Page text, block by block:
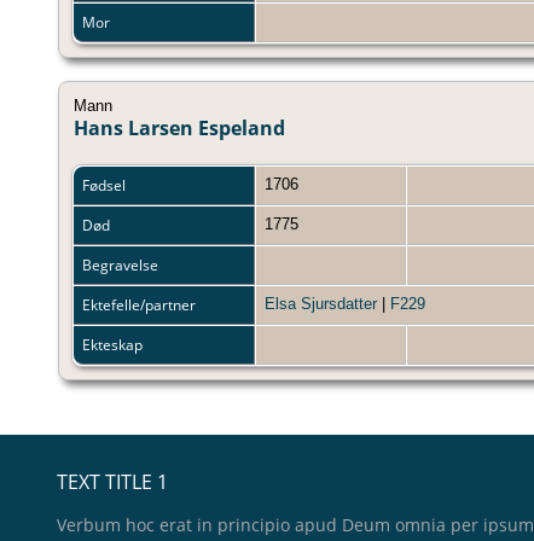
Mor
Mann
Hans Larsen Espeland
Fødsel 1706
Død 1775
Begravelse
Ektefelle/partner
Elsa Sjursdatter F229
Ekteskap
TEXT TITLE 1
Verbum hoc erat in principio apud Deum omnia per ipsum